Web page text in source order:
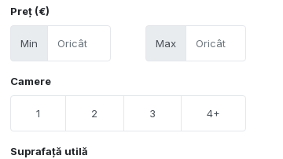
Preț (€)
Min Max
Camere
1 2 3 4+
Suprafață utilă